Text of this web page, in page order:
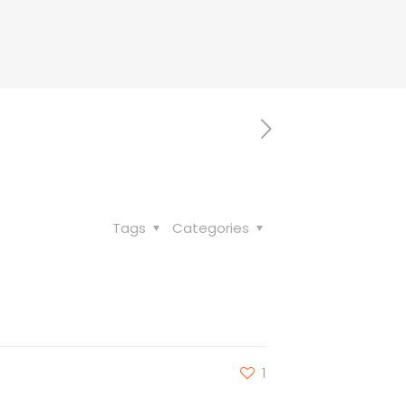
Categories
Tags
1